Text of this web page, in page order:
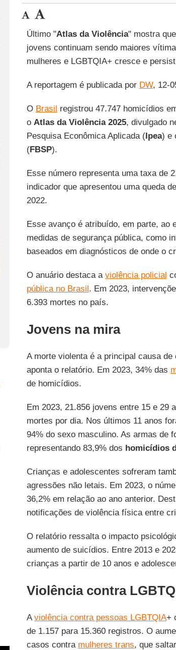
Último "Atlas da Violência" mostra
jovens continuam sendo maiores
mulheres e LGBTQIA+ cresce e
A reportagem é publicada por DW, 12-
O Brasil registrou 47.747 homicídios
o Atlas da Violência 2025, divulgado
Pesquisa Econômica Aplicada (Ipea) e
(FBSP).
Esse número representa uma taxa de
indicador que apresentou uma queda
2022.
Esse avanço é atribuído, em parte, ao
medidas de segurança pública, como
baseados em diagnósticos de onde o
O anuário destaca a violência policial
pública no Brasil. Em 2023,
6.393 mortes no país.
Jovens na mira
A morte violenta é a principal causa
aponta o relatório. Em 2023, 34% das
de homicídios.
Em 2023, 21.856 jovens entre 15 e 29
mortes por dia. Nos últimos 11 anos
94% do sexo masculino. As armas de
representando 83,9% dos homicídios
Crianças e adolescentes sofreram
agressões não letais. Em 2023, o
36,2% em relação ao ano anterior.
notificações de violência física entre
O relatório ressalta o impacto
aumento de suicídios. Entre 2013 e
crianças a partir de 10 anos e
Violência contra
Aviolência contra pessoas LGBTQIA+
de 1.157 para 15.360 registros. O
casos contra mulheres trans, que